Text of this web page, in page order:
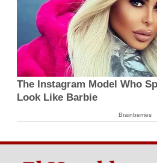
The Instagram Model Who
Look Like Barbie
Brainberries